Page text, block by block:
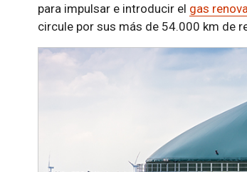
para impulsar e introducir el gas
circule por sus más de 54.000 km de